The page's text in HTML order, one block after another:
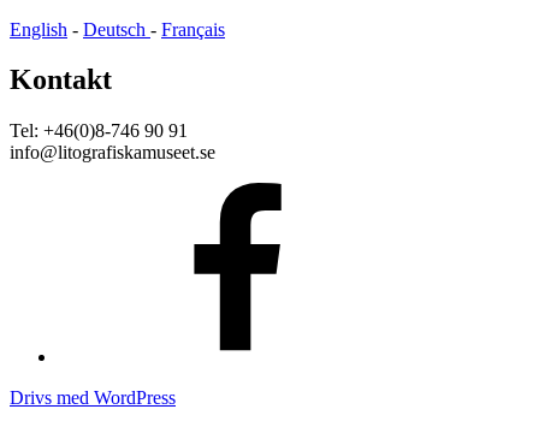
English - Deutsch - Français
Kontakt
Tel: +46(0)8-746 90 91
info@litografiskamuseet.se
Drivs med WordPress